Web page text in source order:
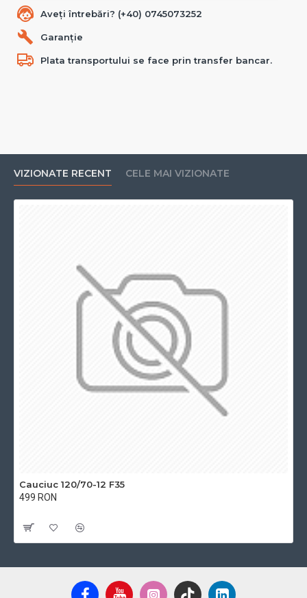
Aveți întrebări? (+40) 0745073252
Garanție
Plata transportului se face prin transfer bancar.
VIZIONATE RECENT CELE MAI VIZIONATE
Cauciuc 120/70-12 F35
499 RON